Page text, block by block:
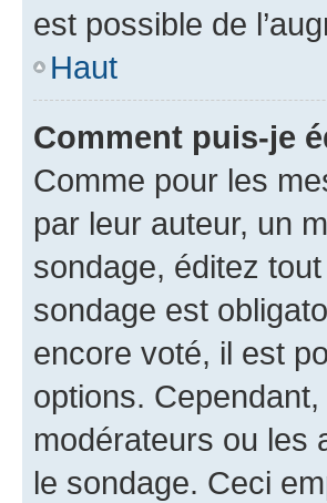
est possible de
Haut
Comment puis-je
Comme pour les
par leur auteur, un
sondage, éditez
sondage est
encore voté, il est
options.
modérateurs ou les
le sondage. Ceci